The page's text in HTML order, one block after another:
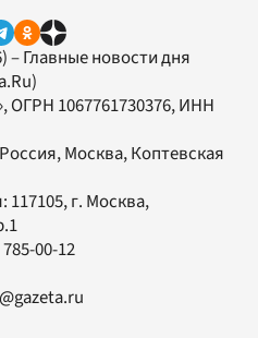
– Главные новости дня
, ОГРН 1067761730376, ИНН
Москва, Коптевская
117105, г. Москва,
00-12